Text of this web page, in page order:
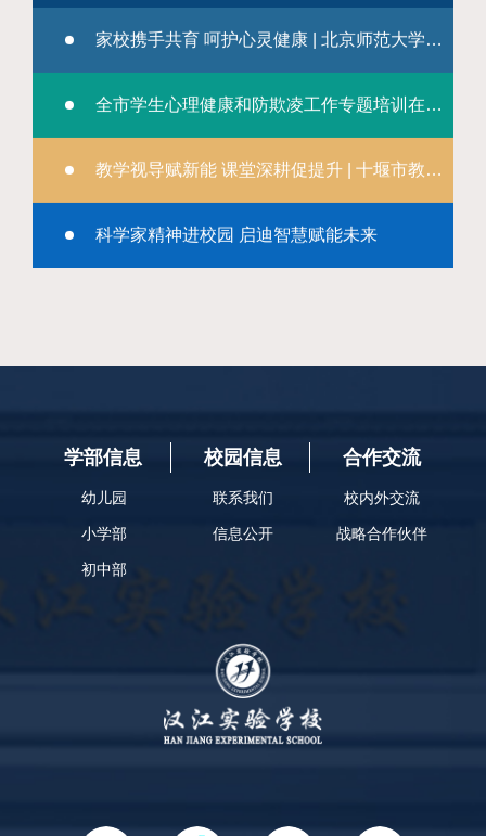
名师引领促教研 聚智凝心再起航 | 北京大学
教授莅临汉江实验学校交流指导
为进一步促进教师的专业化成长，更好地提高我校教育教学质
家校携手共育 呵护心灵健康 | 北京师范大学
博士生导师郑日昌教授的讲座专题内容
在全市学生心理健康和防欺凌工作专题讲座上，北京师范大学
全市学生心理健康和防欺凌工作专题培训在
汉江实验学校举行
为贯彻落实市教育局文件精神，落实立德树人根本任务，关注
教学视导赋新能 课堂深耕促提升 | 十堰市教
科院专家对我校进行专项视导
科学家精神进校园 启迪智慧赋能未来
科学家精神进校园 启迪智慧赋能未来
学部信息
幼儿园
小学部
初中部
校园信息
联系我们
信息公开
合作交流
校内外交流
战略合作伙伴